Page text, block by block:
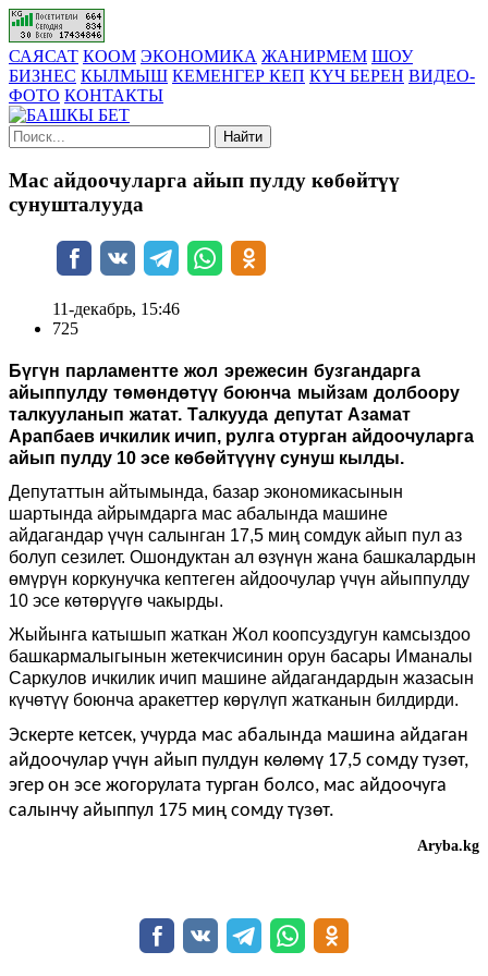
САЯСАТ КООМ ЭКОНОМИКА ЖАНИРМЕМ ШОУ
БИЗНЕС КЫЛМЫШ КЕМЕНГЕР КЕП КҮЧ БЕРЕН ВИДЕО-
ФОТО КОНТАКТЫ
Найти
Мас айдоочуларга айып пулду көбөйтүү
сунушталууда
11-декабрь, 15:46
725
Бүгүн парламентте жол эрежесин бузгандарга
айыппулду төмөндөтүү боюнча мыйзам долбоору
талкууланып жатат. Талкууда депутат Азамат
Арапбаев ичкилик ичип, рулга отурган айдоочуларга
айып пулду 10 эсе көбөйтүүнү сунуш кылды.
Депутаттын айтымында, базар экономикасынын
шартында айрымдарга мас абалында машине
айдагандар үчүн салынган 17,5 миң сомдук айып пул аз
болуп сезилет. Ошондуктан ал өзүнүн жана башкалардын
өмүрүн коркунучка кептеген айдоочулар үчүн айыппулду
10 эсе көтөрүүгө чакырды.
Жыйынга катышып жаткан Жол коопсуздугун камсыздоо
башкармалыгынын жетекчисинин орун басары Иманалы
Саркулов ичкилик ичип машине айдагандардын жазасын
күчөтүү боюнча аракеттер көрүлүп жатканын билдирди.
Эскерте кетсек, учурда мас абалында машина айдаган
айдоочулар үчүн айып пулдун көлөмү 17,5 сомду тузөт,
эгер он эсе жогорулата турган болсо, мас айдоочуга
салынчу айыппул 175 миң сомду түзөт.
Aryba.kg